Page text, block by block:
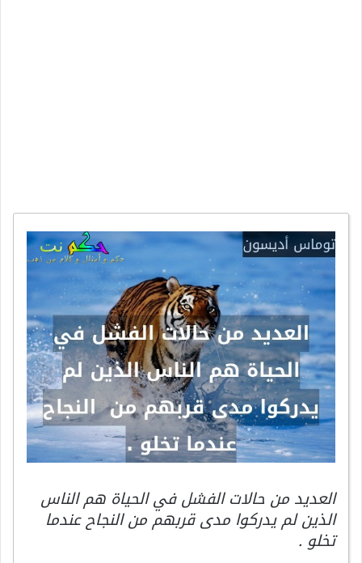
العديد من حالات الفشل في الحياة هم الناس
الذين لم يدركوا مدى قربهم من النجاح عندما
تخلو .